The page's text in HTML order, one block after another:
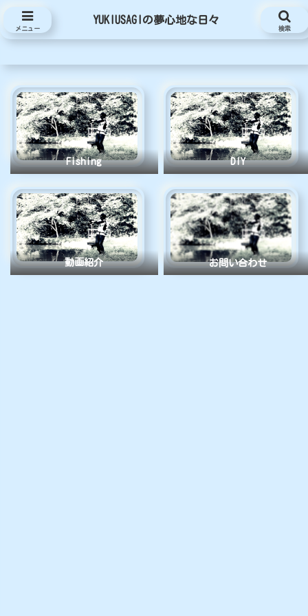
YUKIUSAGIの夢心地な日々
Fishing DIY
動画紹介 お問い合わせ
メニュー
YUKIUSAGIの夢心地な日々
検索